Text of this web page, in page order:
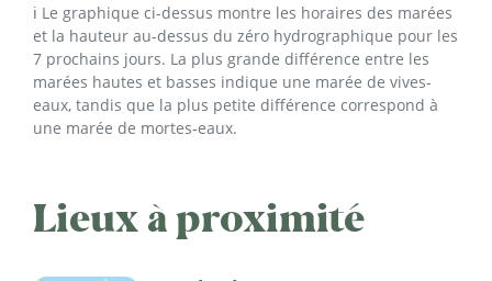
ℹ️ Le graphique ci-dessus montre les horaires des marées
et la hauteur au-dessus du zéro hydrographique pour les
7 prochains jours. La plus grande différence entre les
marées hautes et basses indique une marée de vives-
eaux, tandis que la plus petite différence correspond à
une marée de mortes-eaux.
Lieux à proximité